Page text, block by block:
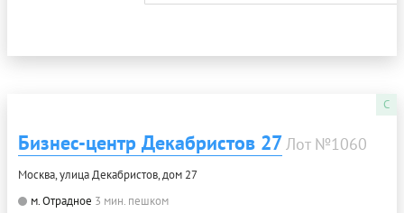
C
Бизнес-центр Декабристов 27Лот №1060
Москва, улица Декабристов, дом 27
м. Отрадное 3 мин. пешком